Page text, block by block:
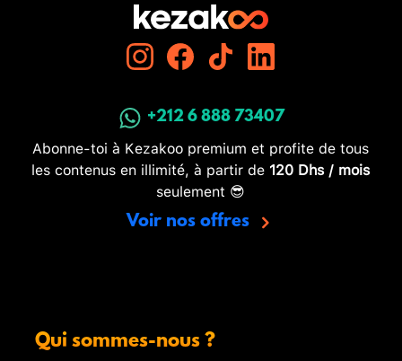
+212 6 888 73407
Abonne-toi à Kezakoo premium et profite de tous
les contenus en illimité, à partir de 120 Dhs / mois
seulement 😎
Voir nos offres
Qui sommes-nous ?